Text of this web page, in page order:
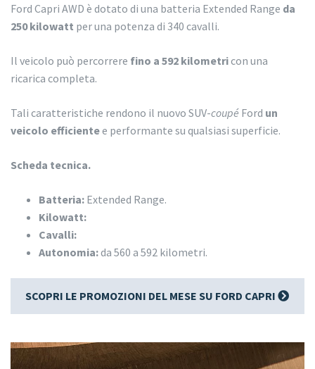
Ford Capri AWD è dotato di una batteria Extended Range da
250 kilowatt per una potenza di 340 cavalli.
Il veicolo può percorrere fino a 592 kilometricon una
ricarica completa.
Tali caratteristiche rendono il nuovo SUV-coupé Ford un
veicolo efficientee performante su qualsiasi superficie.
Scheda tecnica.
Batteria: Extended Range.
Kilowatt:
Cavalli:
Autonomia:da 560 a 592 kilometri.
SCOPRI LE PROMOZIONI DEL MESE SU FORD CAPRI